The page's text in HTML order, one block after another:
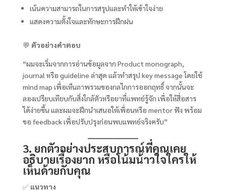
เน้นความสามารถในการสรุปและทำให้เข้าใจง่าย
แสดงความตั้งใจและทักษะการฝึกฝน
💬 ตัวอย่างคำตอบ
“ผมจะเริ่มจากการอ่านข้อมูลจาก Product monograph,
journal หรือ guideline ล่าสุด แล้วทำสรุป key message โดยใช้
mind map เพื่อเห็นภาพรวมของกลไกการออกฤทธิ์ จากนั้นจะ
ลองเปรียบเทียบกับสิ่งใกล้ตัวหรือยาที่แพทย์รู้จัก เพื่อให้สื่อสาร
ได้ง่ายขึ้น และผมจะฝึกนำเสนอให้เพื่อนหรือ mentor ฟัง พร้อม
ขอ feedback เพื่อปรับปรุงก่อนพบแพทย์จริงครับ”
3. ยกตัวอย่างประสบการณ์ที่คุณเคย
อธิบายเรื่องยาก หรือโน้มน้าวใจใครให้
เห็นด้วยกับคุณ
✅ แนวทาง